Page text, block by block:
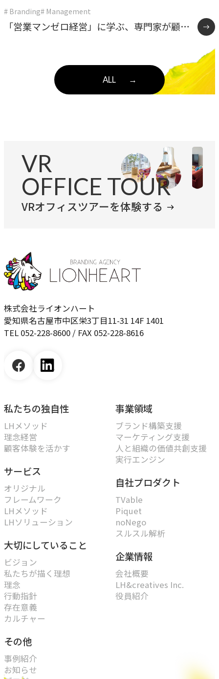
# Branding# Management
「営業マンゼロ経営」に学ぶ、専門家が顧客
ALL →
VR
OFFICE TOUR
VRオフィスツアーを体験する
株式会社ライオンハート
愛知県名古屋市中区栄3丁目11-31 14F 1401
TEL 052-228-8600 / FAX 052-228-8616
私たちの独自性
LHメソッド
理念経営
顧客体験を活かす
サービス
オリジナル
フレームワーク
LHメソッド
LHソリューション
大切にしていること
ビジョン
私たちが描く理想
理念
行動指針
存在意義
カルチャー
その他
事例紹介
お知らせ
事業領域
ブランド構築支援
マーケティング支援
人と組織の価値共創支援
実行エンジン
自社プロダクト
TVable
Piquet
noNego
スルスル解析
企業情報
会社概要
LH&creatives Inc.
役員紹介